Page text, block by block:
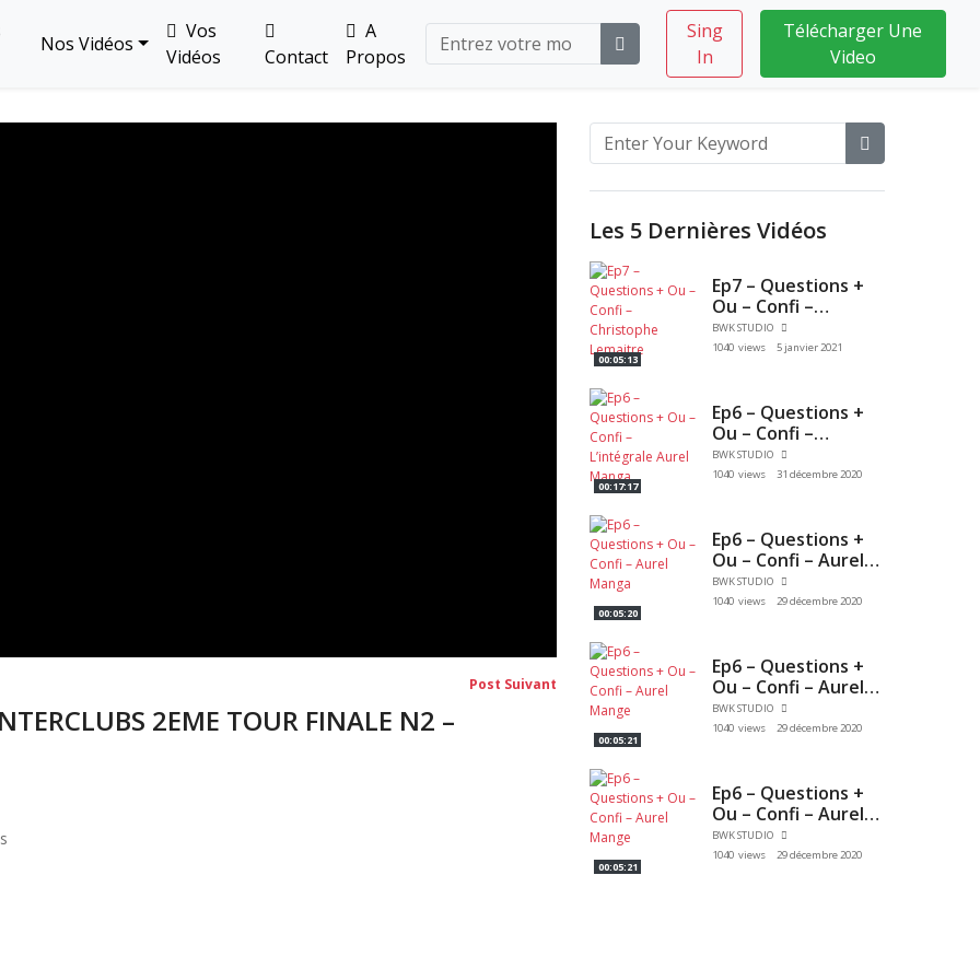
Nos Vidéos
Vos
Vidéos
Contact
A
Propos
Sing
In
Télécharger Une
Video
Post Suivant
suivant:
2EME TOUR FINALE N2 –
Les 5 Dernières Vidéos
00:05:13
Ep7 – Questions +
Ou – Confi –
Christophe
Lemaitre
BWK STUDIO
1040 views
5 janvier 2021
00:17:17
Ep6 – Questions +
Ou – Confi –
L’intégrale Aurel
Manga
BWK STUDIO
1040 views
31 décembre 2020
00:05:20
Ep6 – Questions +
Ou – Confi – Aurel
Manga
BWK STUDIO
1040 views
29 décembre 2020
00:05:21
Ep6 – Questions +
Ou – Confi – Aurel
Mange
BWK STUDIO
1040 views
29 décembre 2020
00:05:21
Ep6 – Questions +
Ou – Confi – Aurel
Mange
BWK STUDIO
1040 views
29 décembre 2020